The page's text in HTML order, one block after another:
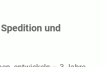
und